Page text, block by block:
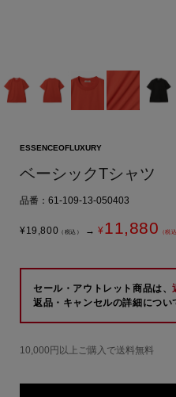
ESSENCEOFLUXURY
ベーシックTシャツ
品番：61-109-13-050403
¥19,800 （税込） → ¥11,880 （税
セール・アウトレット商品は、
返品・キャンセルの詳細につい
10,000円以上ご購入で送料無料